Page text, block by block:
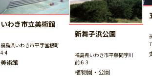
いわき市立美術館
福島県いわき市平字堂根町
4-4
美術館
新舞子浜公園
福島県いわき市平藤間字川
前６３
植物園・公園